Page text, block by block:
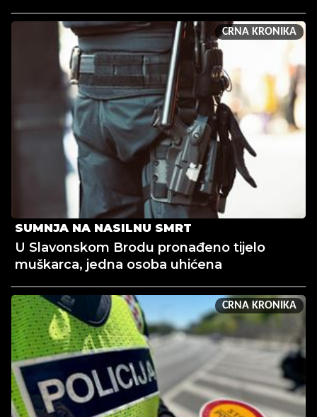
CRNA KRONIKA
SUMNJA NA NASILNU SMRT
U Slavonskom Brodu pronađeno tijelo
muškarca, jedna osoba uhićena
CRNA KRONIKA